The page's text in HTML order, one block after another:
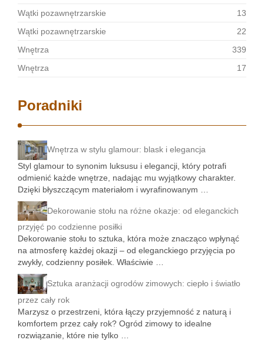
Wątki pozawnętrzarskie
13
Wątki pozawnętrzarskie
22
Wnętrza
339
Wnętrza
17
Poradniki
Wnętrza w stylu glamour: blask i elegancja
Styl glamour to synonim luksusu i elegancji, który potrafi
odmienić każde wnętrze, nadając mu wyjątkowy charakter.
Dzięki błyszczącym materiałom i wyrafinowanym …
Dekorowanie stołu na różne okazje: od eleganckich
przyjęć po codzienne posiłki
Dekorowanie stołu to sztuka, która może znacząco wpłynąć
na atmosferę każdej okazji – od eleganckiego przyjęcia po
zwykły, codzienny posiłek. Właściwie …
Sztuka aranżacji ogrodów zimowych: ciepło i światło
przez cały rok
Marzysz o przestrzeni, która łączy przyjemność z naturą i
komfortem przez cały rok? Ogród zimowy to idealne
rozwiązanie, które nie tylko …